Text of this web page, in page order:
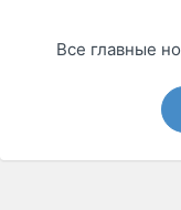
Все главные